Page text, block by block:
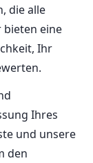
die alle
bieten eine
Ihr
Ihres
und unsere
den